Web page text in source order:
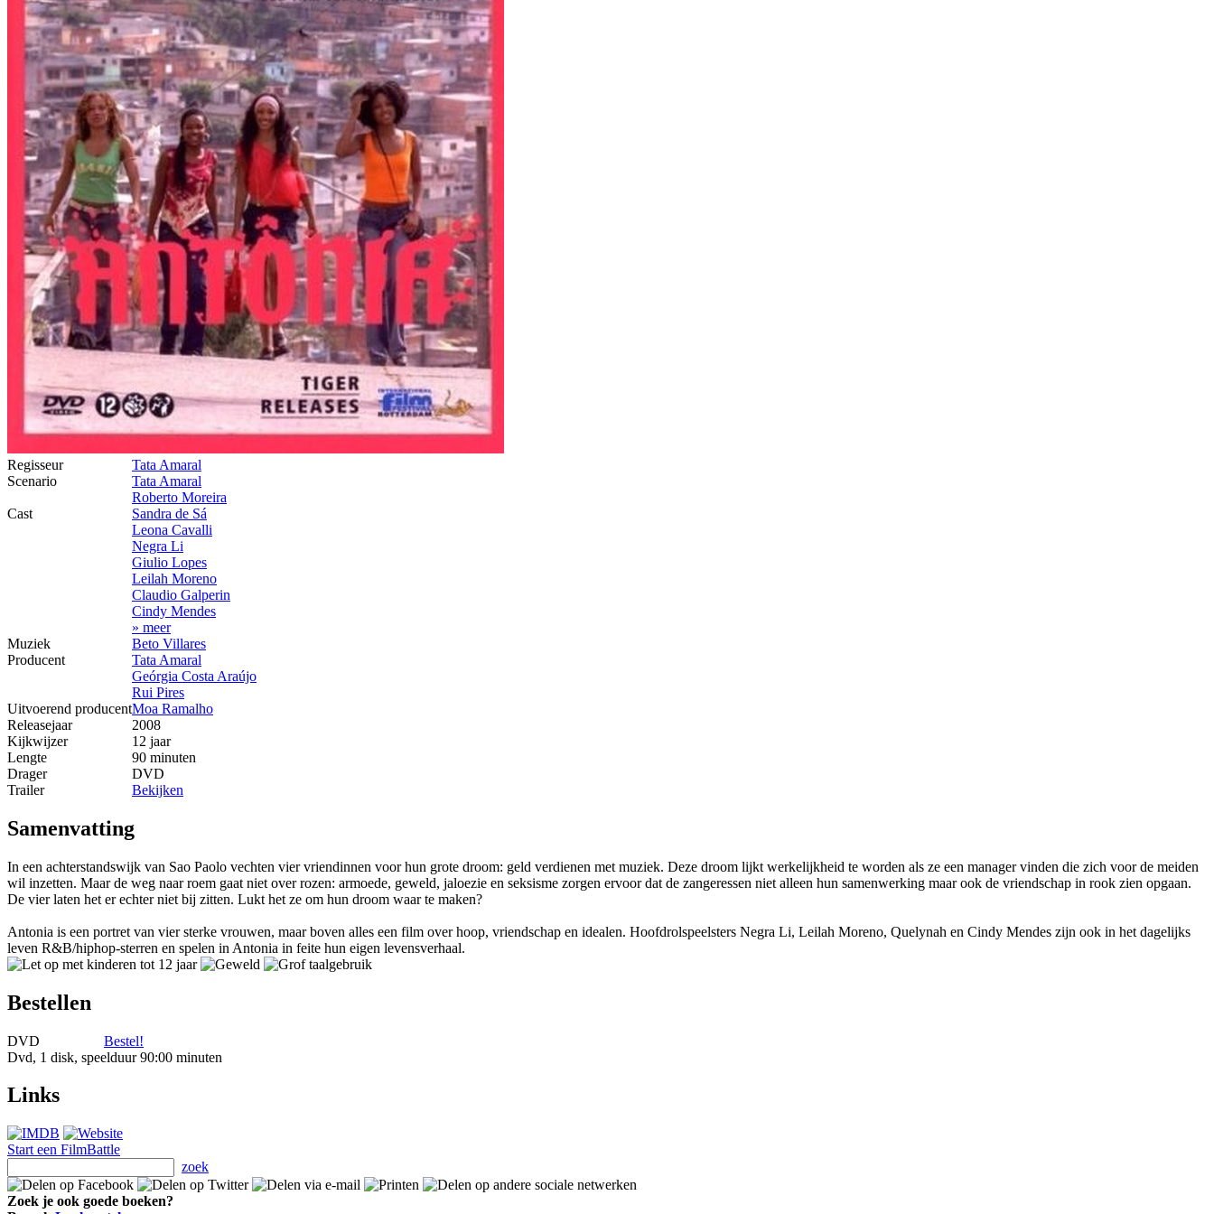
Regisseur
Tata Amaral
Scenario
Tata Amaral
Roberto Moreira
Cast
Sandra de Sá
Leona Cavalli
Negra Li
Giulio Lopes
Leilah Moreno
Claudio Galperin
Cindy Mendes
» meer
Muziek
Beto Villares
Producent
Tata Amaral
Geórgia Costa Araújo
Rui Pires
Uitvoerend producentMoa Ramalho
Releasejaar
2008
Kijkwijzer
12 jaar
Lengte
90 minuten
Drager
DVD
Trailer
Bekijken
Samenvatting
In een achterstandswijk van Sao Paolo vechten vier vriendinnen voor hun grote droom: geld verdienen met muziek. Deze droom lijkt werkelijkheid te worden als ze een manager vinden die zich voor de meiden
wil inzetten. Maar de weg naar roem gaat niet over rozen: armoede, geweld, jaloezie en seksisme zorgen ervoor dat de zangeressen niet alleen hun samenwerking maar ook de vriendschap in rook zien opgaan.
De vier laten het er echter niet bij zitten. Lukt het ze om hun droom waar te maken?
Antonia is een portret van vier sterke vrouwen, maar boven alles een film over hoop, vriendschap en idealen. Hoofdrolspeelsters Negra Li, Leilah Moreno, Quelynah en Cindy Mendes zijn ook in het dagelijks
leven R&B/hiphop-sterren en spelen in Antonia in feite hun eigen levensverhaal.
Bestellen
DVD
Bestel!
Dvd, 1 disk, speelduur 90:00 minuten
Links
Start een FilmBattle
zoek
Zoek je ook goede boeken?